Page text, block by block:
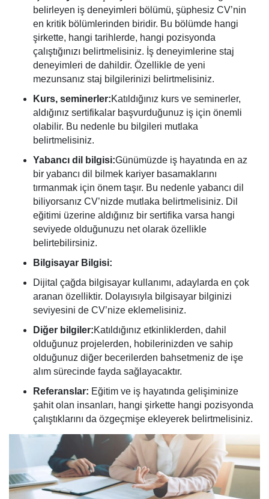
belirleyen iş deneyimleri bölümü, şüphesiz CV’nin
en kritik bölümlerinden biridir. Bu bölümde hangi
şirkette, hangi tarihlerde, hangi pozisyonda
çalıştığınızı belirtmelisiniz. İş deneyimlerine staj
deneyimleri de dahildir. Özellikle de yeni
mezunsanız staj bilgilerinizi belirtmelisiniz.
Kurs, seminerler:Katıldığınız kurs ve seminerler,
aldığınız sertifikalar başvurduğunuz iş için önemli
olabilir. Bu nedenle bu bilgileri mutlaka
belirtmelisiniz.
Yabancı dil bilgisi:Günümüzde iş hayatında en az
bir yabancı dil bilmek kariyer basamaklarını
tırmanmak için önem taşır. Bu nedenle yabancı dil
biliyorsanız CV’nizde mutlaka belirtmelisiniz. Dil
eğitimi üzerine aldığınız bir sertifika varsa hangi
seviyede olduğunuzu net olarak özellikle
belirtebilirsiniz.
Bilgisayar Bilgisi:
Dijital çağda bilgisayar kullanımı, adaylarda en çok
aranan özelliktir. Dolayısıyla bilgisayar bilginizi
seviyesini de CV’nize eklemelisiniz.
Diğer bilgiler:Katıldığınız etkinliklerden, dahil
olduğunuz projelerden, hobilerinizden ve sahip
olduğunuz diğer becerilerden bahsetmeniz de işe
alım sürecinde fayda sağlayacaktır.
Referanslar: Eğitim ve iş hayatında gelişiminize
şahit olan insanları, hangi şirkette hangi pozisyonda
çalıştıklarını da özgeçmişe ekleyerek belirtmelisiniz.